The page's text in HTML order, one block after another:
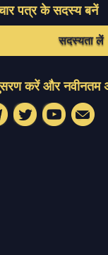
पत्र के सदस्य बनें
सदस्यता लें
करें और नवीनतम